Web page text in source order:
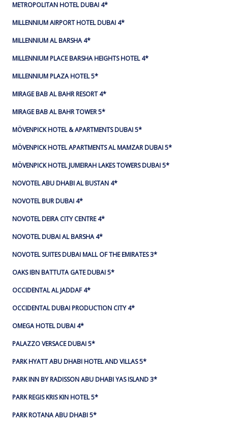
METROPOLITAN HOTEL DUBAI 4*
MILLENNIUM AIRPORT HOTEL DUBAI 4*
MILLENNIUM AL BARSHA 4*
MILLENNIUM PLACE BARSHA HEIGHTS HOTEL 4*
MILLENNIUM PLAZA HOTEL 5*
MIRAGE BAB AL BAHR RESORT 4*
MIRAGE BAB AL BAHR TOWER 5*
MÖVENPICK HOTEL & APARTMENTS DUBAI 5*
MÖVENPICK HOTEL APARTMENTS AL MAMZAR DUBAI 5*
MÖVENPICK HOTEL JUMEIRAH LAKES TOWERS DUBAI 5*
NOVOTEL ABU DHABI AL BUSTAN 4*
NOVOTEL BUR DUBAI 4*
NOVOTEL DEIRA CITY CENTRE 4*
NOVOTEL DUBAI AL BARSHA 4*
NOVOTEL SUITES DUBAI MALL OF THE EMIRATES 3*
OAKS IBN BATTUTA GATE DUBAI 5*
OCCIDENTAL AL JADDAF 4*
OCCIDENTAL DUBAI PRODUCTION CITY 4*
OMEGA HOTEL DUBAI 4*
PALAZZO VERSACE DUBAI 5*
PARK HYATT ABU DHABI HOTEL AND VILLAS 5*
PARK INN BY RADISSON ABU DHABI YAS ISLAND 3*
PARK REGIS KRIS KIN HOTEL 5*
PARK ROTANA ABU DHABI 5*